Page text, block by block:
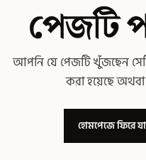
পেজটি
আপনি যে পেজটি খুঁজছেন
করা হয়েছে
হোমপেজে ফিরে